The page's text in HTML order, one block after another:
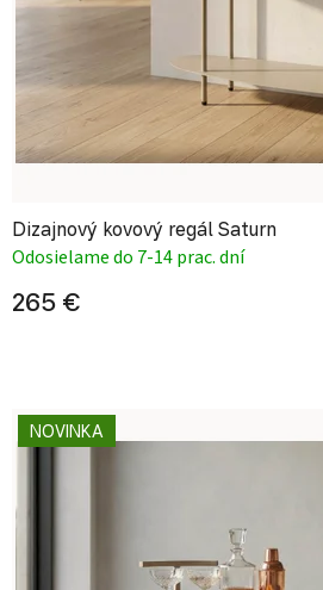
Dizajnový kovový regál Saturn
Odosielame do 7-14 prac. dní
265 €
NOVINKA